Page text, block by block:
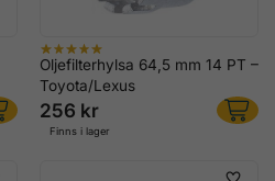
Oljefilterhylsa 64,5 mm 14 PT –
Toyota/Lexus
256 kr
Finns i lager